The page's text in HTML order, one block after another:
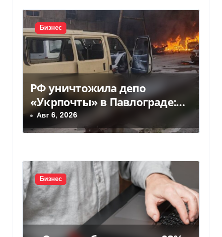
и
я
п
о
з
а
и
с
я
м
Бизнес
РФ уничтожила депо
«Укрпочты» в Павлограде:
есть погибшие и ранены
Авг 6, 2026
Бизнес